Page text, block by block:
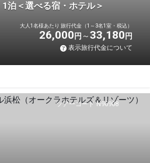
＜選べる宿・ホテル＞
大人1名様あたり 旅行代金（1～3名1室・税込）
26,000 円 33,180 円
表示旅行代金について
ツアーコード N96908